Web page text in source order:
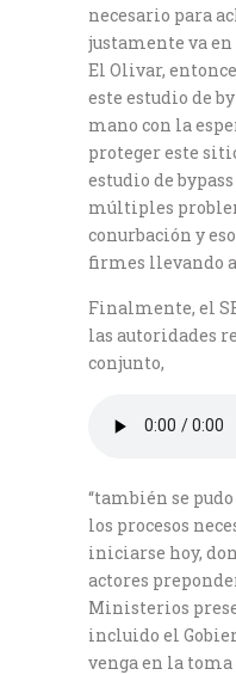
necesario para
justamente va
El Olivar,
este estudio de
mano con la
proteger este
estudio de
múltiples
conurbación y
firmes llevando
Finalmente, el
las autoridades
conjunto,
“también se
los procesos
iniciarse hoy,
actores
Ministerios
incluido el
venga en la toma